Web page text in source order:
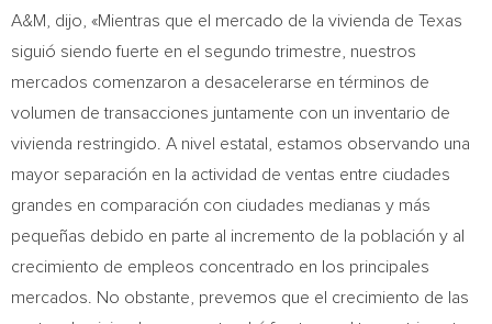
A&M, dijo, «Mientras que el mercado de la vivienda de Texas
siguió siendo fuerte en el segundo trimestre, nuestros
mercados comenzaron a desacelerarse en términos de
volumen de transacciones juntamente con un inventario de
vivienda restringido. A nivel estatal, estamos observando una
mayor separación en la actividad de ventas entre ciudades
grandes en comparación con ciudades medianas y más
pequeñas debido en parte al incremento de la población y al
crecimiento de empleos concentrado en los principales
mercados. No obstante, prevemos que el crecimiento de las